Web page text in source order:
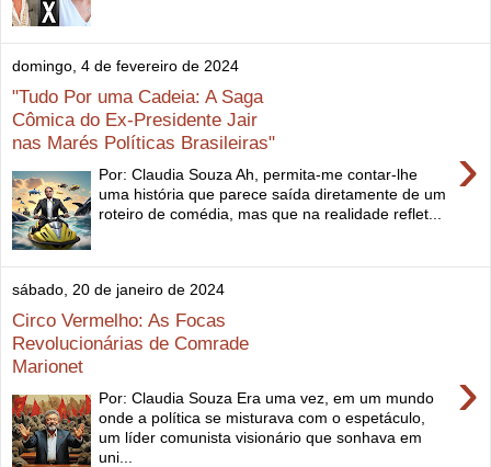
domingo, 4 de fevereiro de 2024
"Tudo Por uma Cadeia: A Saga
Cômica do Ex-Presidente Jair
nas Marés Políticas Brasileiras"
›
Por: Claudia Souza Ah, permita-me contar-lhe
uma história que parece saída diretamente de um
roteiro de comédia, mas que na realidade reflet...
sábado, 20 de janeiro de 2024
Circo Vermelho: As Focas
Revolucionárias de Comrade
Marionet
›
Por: Claudia Souza Era uma vez, em um mundo
onde a política se misturava com o espetáculo,
um líder comunista visionário que sonhava em
uni...